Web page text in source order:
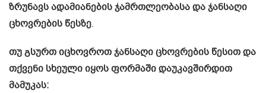
ზრუნავს ადამიანების ჯამრთლეობასა და ჯანსაღი
ცხოვრების წესზე.
თუ გსურთ იცხოვროთ ჯანსაღი ცხოვრების წესით და
თქვენი სხეული იყოს ფორმაში დაუკავშირდით
მამუკას: